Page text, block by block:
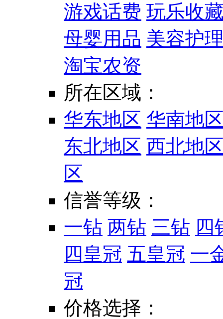
游戏话费 玩乐收
母婴用品 美容护
淘宝农资
所在区域：
华东地区 华南地
东北地区 西北地
区
信誉等级：
一钻 两钻 三钻 四
四皇冠 五皇冠 一
冠
价格选择：